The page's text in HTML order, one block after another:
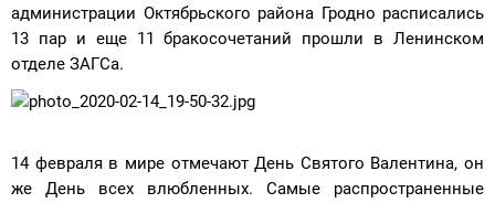
администрации Октябрьского района Гродно расписались
13 пар и еще 11 бракосочетаний прошли в Ленинском
отделе ЗАГСа.
14 февраля в мире отмечают День Святого Валентина, он
же День всех влюбленных. Самые распространенные